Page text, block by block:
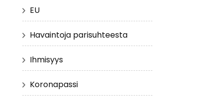
EU
Havaintoja parisuhteesta
Ihmisyys
Koronapassi